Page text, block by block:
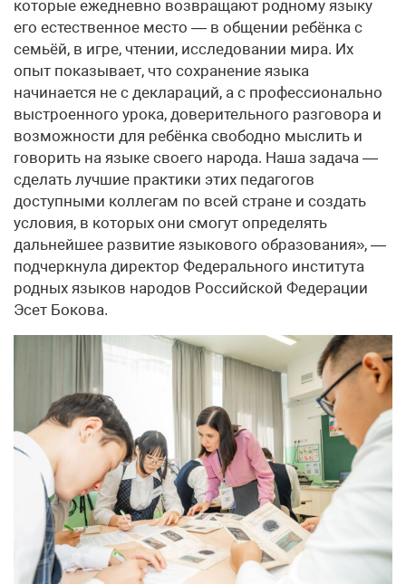
которые ежедневно возвращают родному языку
его естественное место — в общении ребёнка с
семьёй, в игре, чтении, исследовании мира. Их
опыт показывает, что сохранение языка
начинается не с деклараций, а с профессионально
выстроенного урока, доверительного разговора и
возможности для ребёнка свободно мыслить и
говорить на языке своего народа. Наша задача —
сделать лучшие практики этих педагогов
доступными коллегам по всей стране и создать
условия, в которых они смогут определять
дальнейшее развитие языкового образования», —
подчеркнула директор Федерального института
родных языков народов Российской Федерации
Эсет Бокова.